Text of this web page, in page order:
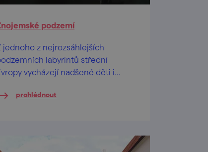
podzemí
jednoho z nejrozsáhlejších
labyrintů střední
vycházejí nadšené děti i
prohlédnout